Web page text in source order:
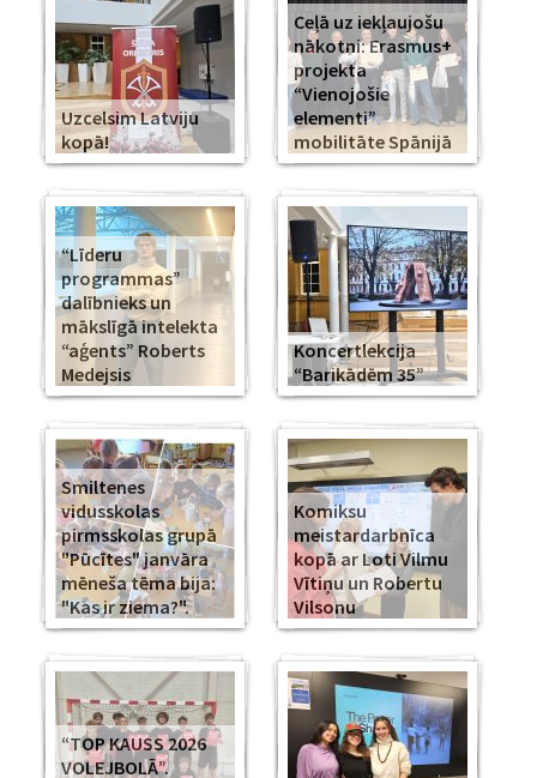
Uzcelsim Latviju
kopā!
Ceļā uz iekļaujošu
nākotni: Erasmus+
projekta
“Vienojošie
elementi”
mobilitāte Spānijā
“Līderu
programmas”
dalībnieks un
mākslīgā intelekta
“aģents” Roberts
Medejsis
Koncertlekcija
“Barikādēm 35”
Smiltenes
vidusskolas
pirmsskolas grupā
"Pūcītes" janvāra
mēneša tēma bija:
"Kas ir ziema?".
Komiksu
meistardarbnīca
kopā ar Loti Vilmu
Vītiņu un Robertu
Vilsonu
“TOP KAUSS 2026
VOLEJBOLĀ”.